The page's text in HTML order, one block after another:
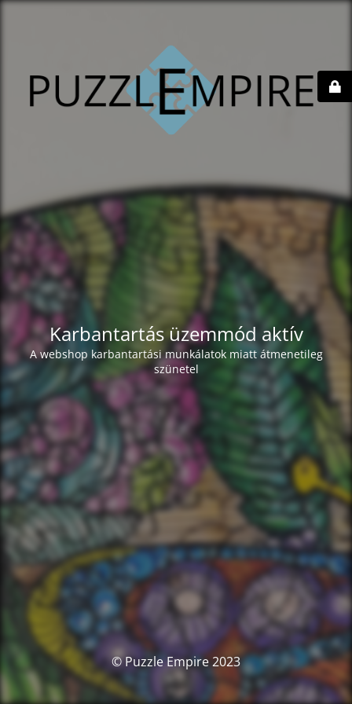
Karbantartás üzemmód aktív
A webshop karbantartási munkálatok miatt átmenetileg
szünetel
© Puzzle Empire 2023